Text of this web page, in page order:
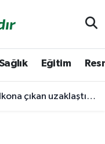
Eğitim
kararlı koca ikna edildi